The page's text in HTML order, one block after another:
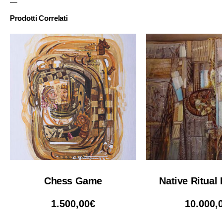
Prodotti Correlati
Chess Game
1.500,00€
Native Ritual